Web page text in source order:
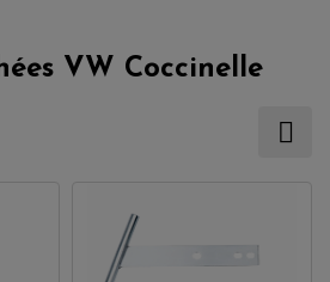
VW Coccinelle